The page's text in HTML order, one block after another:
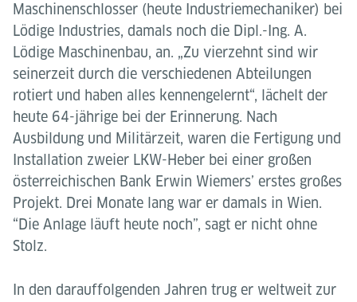
Maschinenschlosser (heute Industriemechaniker) bei
Lödige Industries, damals noch die Dipl.-Ing. A.
Lödige Maschinenbau, an. „Zu vierzehnt sind wir
seinerzeit durch die verschiedenen Abteilungen
rotiert und haben alles kennengelernt“, lächelt der
heute 64-jährige bei der Erinnerung. Nach
Ausbildung und Militärzeit, waren die Fertigung und
Installation zweier LKW-Heber bei einer großen
österreichischen Bank Erwin Wiemers’ erstes großes
Projekt. Drei Monate lang war er damals in Wien.
“Die Anlage läuft heute noch”, sagt er nicht ohne
Stolz.
In den darauffolgenden Jahren trug er weltweit zur